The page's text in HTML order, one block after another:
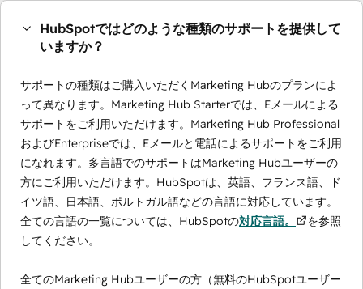
HubSpotではどのような種類のサポートを提供して
いますか？
サポートの種類はご購入いただくMarketing Hubのプランによ
って異なります。Marketing Hub Starterでは、Eメールによる
サポートをご利用いただけます。Marketing Hub Professional
およびEnterpriseでは、Eメールと電話によるサポートをご利用
になれます。多言語でのサポートはMarketing Hubユーザーの
方にご利用いただけます。HubSpotは、英語、フランス語、ド
イツ語、日本語、ポルトガル語などの言語に対応しています。
全ての言語の一覧については、HubSpotの対応言語。
を参照
してください。
全てのMarketing Hubユーザーの方（無料のHubSpotユーザー